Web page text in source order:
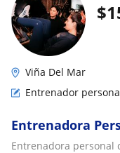
$
Viña Del Mar
Entrenador
Entrenadora
Entrenadora personal